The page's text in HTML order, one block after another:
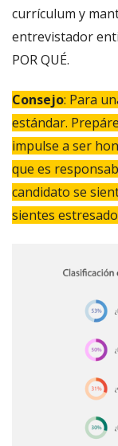
currículum y
entrevistador
POR QUÉ.
Consejo: Para
estándar.
impulse a ser
que es
candidato se
sientes